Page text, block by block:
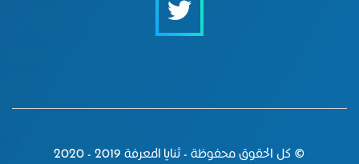
© كل الحقوق محفوظة - ثنايا المعرفة 2019 - 2020